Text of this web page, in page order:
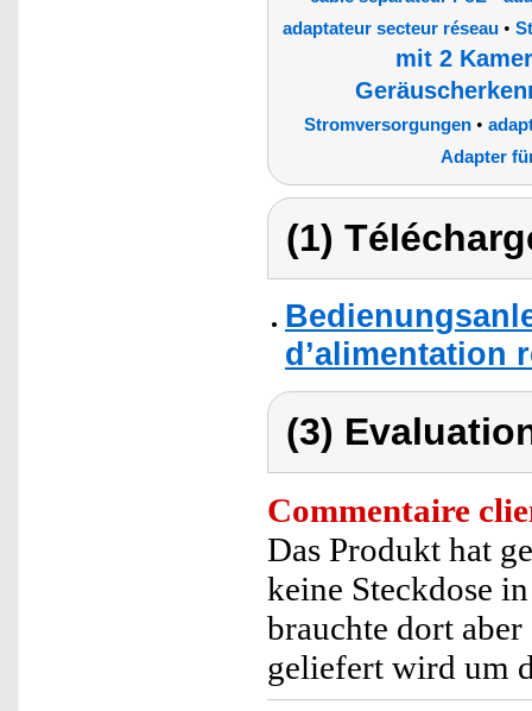
adaptateur secteur réseau •
mit 2
Stromversorgungen•
Adapter
(1)
d’alimentation
(3)
Commentaire
Das Produkt hat
keine Steckdose
brauchte dort aber
geliefert wird um